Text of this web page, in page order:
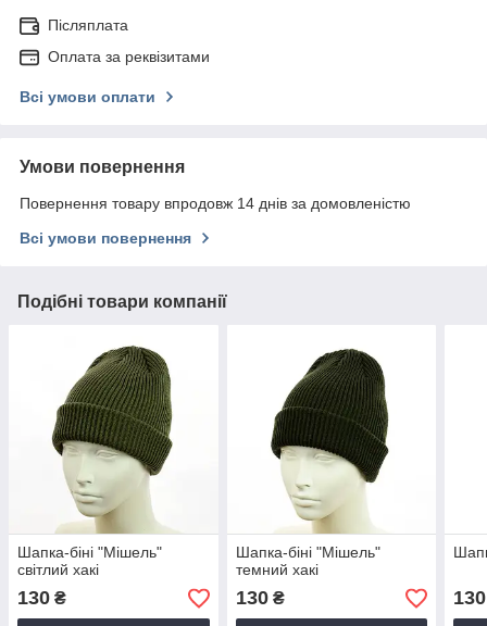
Післяплата
Оплата за реквізитами
Всі умови оплати
Умови повернення
Повернення товару впродовж 14 днів за домовленістю
Всі умови повернення
Подібні товари компанії
Шапка-біні "Мішель"
світлий хакі
130 ₴
Шапка-біні "Мішель"
темний хакі
130₴ 130